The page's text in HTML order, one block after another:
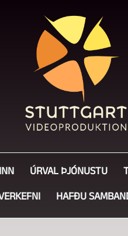
ÚRVAL ÞJÓNUSTU
HAFÐU